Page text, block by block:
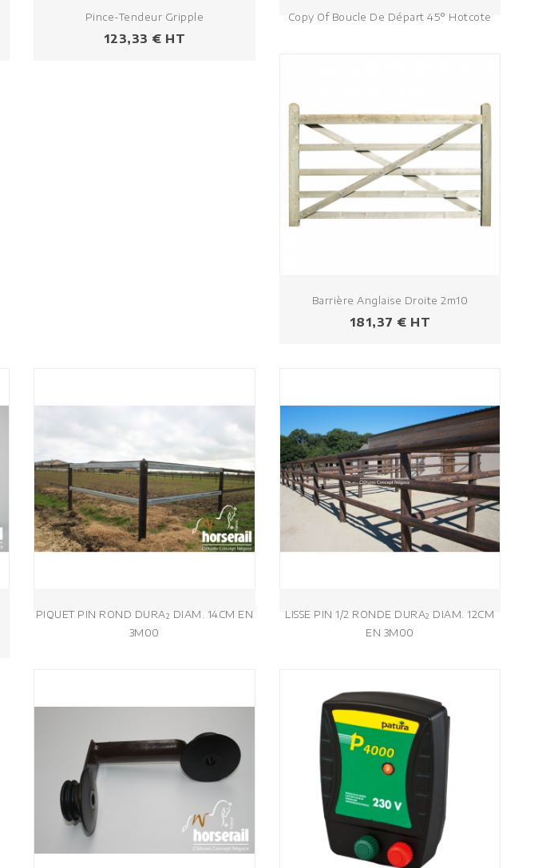
Pince-Tendeur Gripple
Prezzo
123,33 € HT
Copy Of Boucle De Départ 45° Hotcote
Barrière Anglaise Droite 2m10
Prezzo
181,37 € HT
PIQUET PIN ROND DURA² DIAM. 14CM EN
3M00
LISSE PIN 1/2 RONDE DURA² DIAM. 12CM
EN 3M00